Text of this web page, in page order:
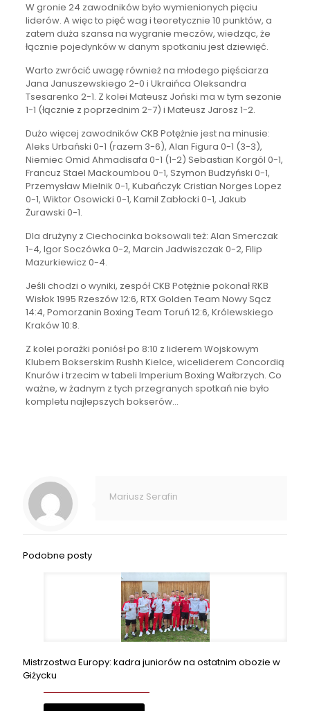
W gronie 24 zawodników było wymienionych pięciu
liderów. A więc to pięć wag i teoretycznie 10 punktów, a
zatem duża szansa na wygranie meczów, wiedząc, że
łącznie pojedynków w danym spotkaniu jest dziewięć.
Warto zwrócić uwagę również na młodego pięściarza
Jana Januszewskiego 2-0 i Ukraińca Oleksandra
Tsesarenko 2-1. Z kolei Mateusz Joński ma w tym sezonie
1-1 (łącznie z poprzednim 2-7) i Mateusz Jarosz 1-2.
Dużo więcej zawodników CKB Potężnie jest na minusie:
Aleks Urbański 0-1 (razem 3-6), Alan Figura 0-1 (3-3),
Niemiec Omid Ahmadisafa 0-1 (1-2) Sebastian Korgól 0-1,
Francuz Stael Mackoumbou 0-1, Szymon Budzyński 0-1,
Przemysław Mielnik 0-1, Kubańczyk Cristian Norges Lopez
0-1, Wiktor Osowicki 0-1, Kamil Zabłocki 0-1, Jakub
Żurawski 0-1.
Dla drużyny z Ciechocinka boksowali też: Alan Smerczak
1-4, Igor Soczówka 0-2, Marcin Jadwiszczak 0-2, Filip
Mazurkiewicz 0-4.
Jeśli chodzi o wyniki, zespół CKB Potężnie pokonał RKB
Wisłok 1995 Rzeszów 12:6, RTX Golden Team Nowy Sącz
14:4, Pomorzanin Boxing Team Toruń 12:6, Królewskiego
Kraków 10:8.
Z kolei porażki poniósł po 8:10 z liderem Wojskowym
Klubem Bokserskim Rushh Kielce, wiceliderem Concordią
Knurów i trzecim w tabeli Imperium Boxing Wałbrzych. Co
ważne, w żadnym z tych przegranych spotkań nie było
kompletu najlepszych bokserów…
Mariusz Serafin
Podobne posty
Mistrzostwa Europy: kadra juniorów na ostatnim obozie w
Giżycku